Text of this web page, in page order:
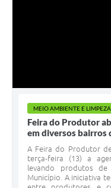
MEIO AMBIENTE E
Feira do Produtor
em diversos bairros
A Feira do Produtor
terça-feira (13) a
levando produtos
Município. A iniciativa